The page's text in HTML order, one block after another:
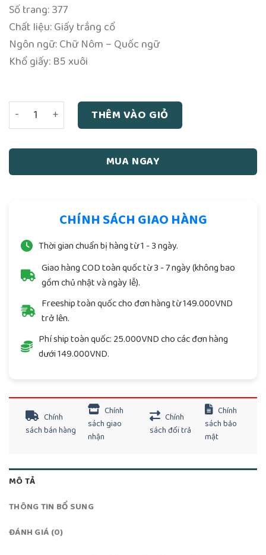
Số trang: 377
Chất liệu: Giấy trắng cổ
Ngôn ngữ: Chữ Nôm – Quốc ngữ
Khổ giấy: B5 xuôi
Tự học chữ Nôm - Lê Văn Quán 1989 - 377 trang số lượng
THÊM VÀO GIỎ
MUA NGAY
CHÍNH SÁCH GIAO HÀNG
Thời gian chuẩn bị hàng từ 1 - 3 ngày.
Giao hàng COD toàn quốc từ 3 - 7 ngày (không bao
gồm chủ nhật và ngày lễ).
Freeship toàn quốc cho đơn hàng từ 149.000VND
trở lên.
Phí ship toàn quốc: 25.000VND cho các đơn hàng
dưới 149.000VND.
Chính
sách bán hàng
Chính
sách giao
nhận
Chính
sách đổi trả
Chính
sách bảo
mật
MÔ TẢ
THÔNG TIN BỔ SUNG
ĐÁNH GIÁ (0)